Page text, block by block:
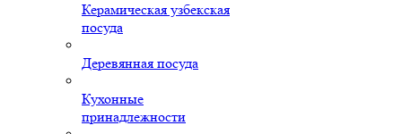
Керамическая узбекская
посуда
Деревянная посуда
Кухонные
принадлежности